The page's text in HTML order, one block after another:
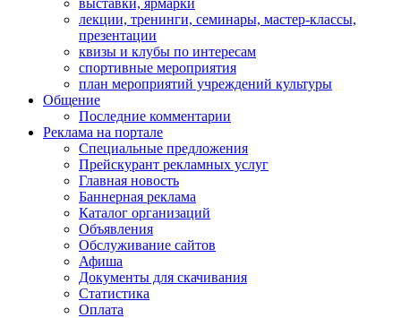
выставки, ярмарки
лекции, тренинги, семинары, мастер-классы,
презентации
квизы и клубы по интересам
спортивные мероприятия
план мероприятий учреждений культуры
Общение
Последние комментарии
Реклама на портале
Специальные предложения
Прейскурант рекламных услуг
Главная новость
Баннерная реклама
Каталог организаций
Объявления
Обслуживание сайтов
Афиша
Документы для скачивания
Статистика
Оплата